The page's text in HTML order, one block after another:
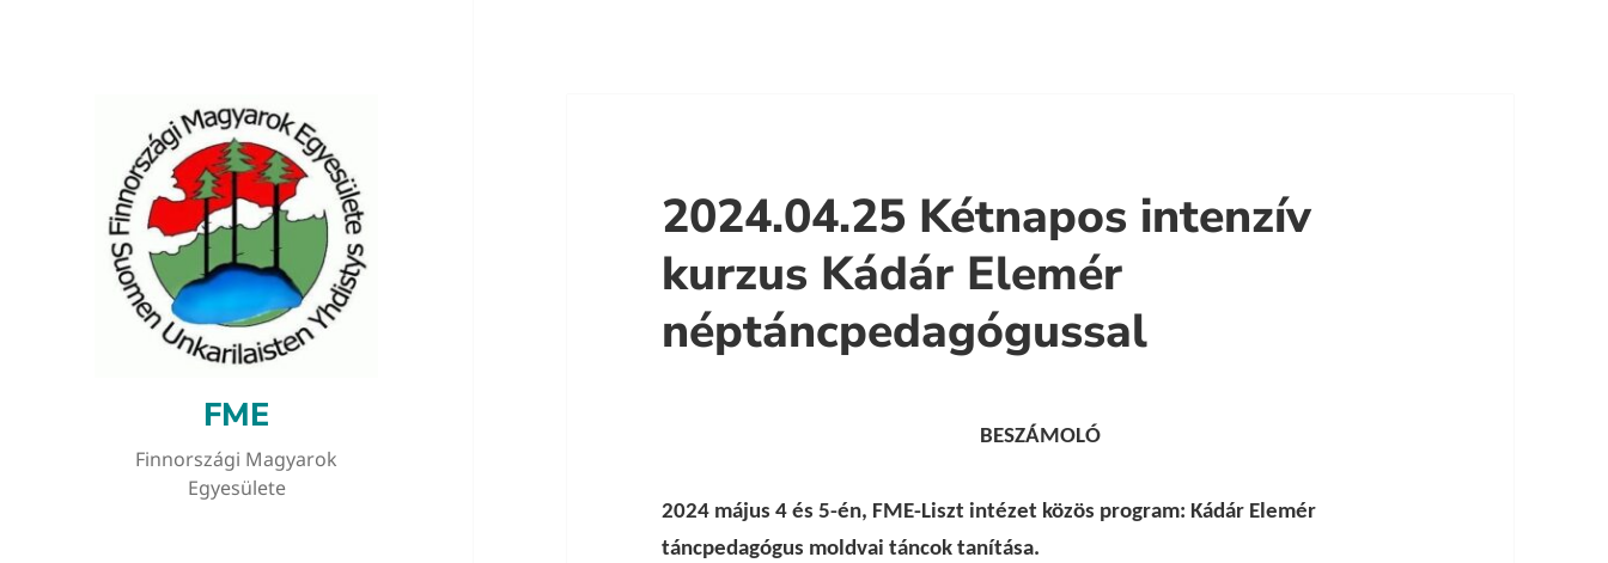
FME
Finnországi Magyarok
Egyesülete
2024.04.25 Kétnapos intenzív
kurzus Kádár Elemér
néptáncpedagógussal
BESZÁMOLÓ
2024 május 4 és 5-én, FME-Liszt intézet közös program: Kádár Elemér
táncpedagógus moldvai táncok tanítása.